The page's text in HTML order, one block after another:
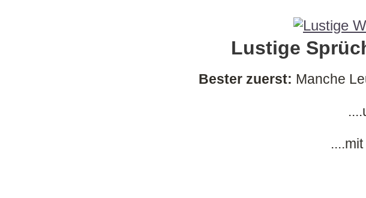
Lustige
Bester zuerst: Manche